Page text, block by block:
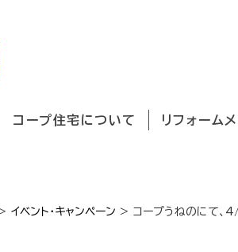
コープ住宅について リフォーム
イベント・キャンペーン > コープうねのにて、